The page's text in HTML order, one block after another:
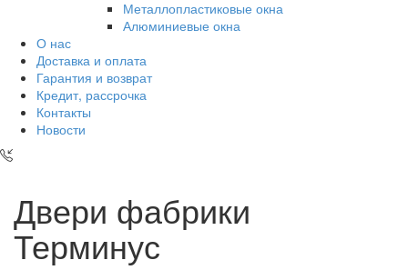
Металлопластиковые окна
Алюминиевые окна
О нас
Доставка и оплата
Гарантия и возврат
Кредит, рассрочка
Контакты
Новости
Двери фабрики
Терминус